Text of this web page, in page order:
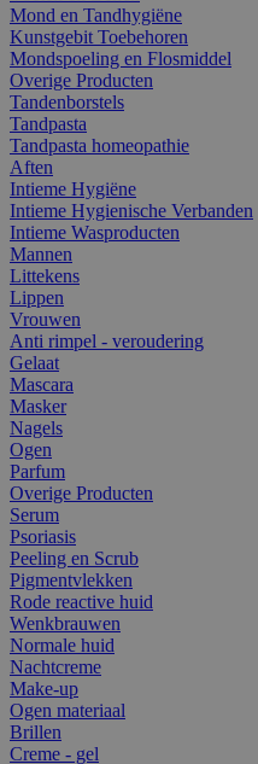
Mond en Tandhygiëne
Kunstgebit Toebehoren
Mondspoeling en Flosmiddel
Overige Producten
Tandenborstels
Tandpasta
Tandpasta homeopathie
Aften
Intieme Hygiëne
Intieme Hygienische Verbanden
Intieme Wasproducten
Mannen
Littekens
Lippen
Vrouwen
Anti rimpel - veroudering
Gelaat
Mascara
Masker
Nagels
Ogen
Parfum
Overige Producten
Serum
Psoriasis
Peeling en Scrub
Pigmentvlekken
Rode reactive huid
Wenkbrauwen
Normale huid
Nachtcreme
Make-up
Ogen materiaal
Brillen
Creme - gel